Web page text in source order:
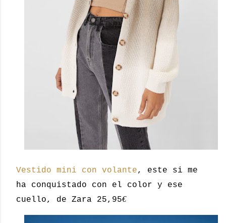
Vestido mini con volante, este si me
ha conquistado con el color y ese
cuello, de Zara 25,95€